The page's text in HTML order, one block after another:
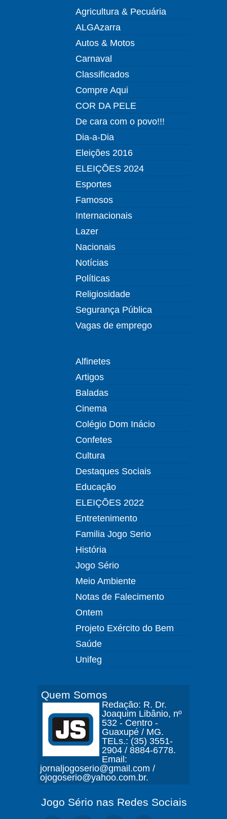
Agricultura & Pecuária
ALGAzarra
Autos & Motos
Carnaval
Classificados
Compre Aqui
COR DA PELE
De cara com o povo!!!
Dia-a-Dia
Eleições 2016
ELEIÇÕES 2024
Esportes
Famosos
Internacionais
Lazer
Nacionais
Notícias
Políticas
Religiosidade
Segurança Pública
Vagas de emprego
Alfinetes
Artigos
Baladas
Cinema
Colégio Dom Inácio
Confetes
Cultura
Destaques Sociais
Educação
ELEIÇÕES 2022
Entretenimento
Familia Jogo Serio
História
Jogo Sério
Meio Ambiente
Notas de Falecimento
Ontem
Projeto Exército do Bem
Saúde
Unifeg
Quem Somos
Redação: R. Dr.
Joaquim Libânio, nº
532 - Centro -
Guaxupé / MG.
TELs.: (35) 3551-
2904 / 8884-6778.
Email:
jornaljogoserio@gmail.com /
ojogoserio@yahoo.com.br.
Jogo Sério nas Redes Sociais